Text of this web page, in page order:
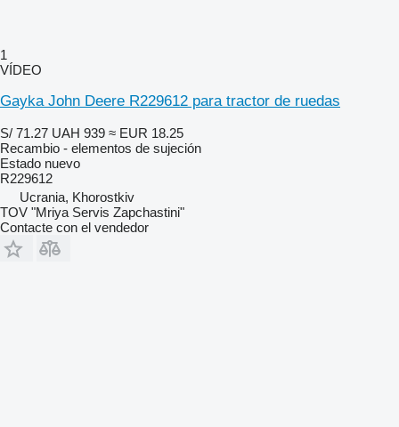
1
VÍDEO
Gayka John Deere R229612 para tractor de ruedas
S/ 71.27 UAH 939 ≈ EUR 18.25
Recambio - elementos de sujeción
Estado nuevo
R229612
Ucrania, Khorostkiv
TOV "Mriya Servis Zapchastini"
Contacte con el vendedor